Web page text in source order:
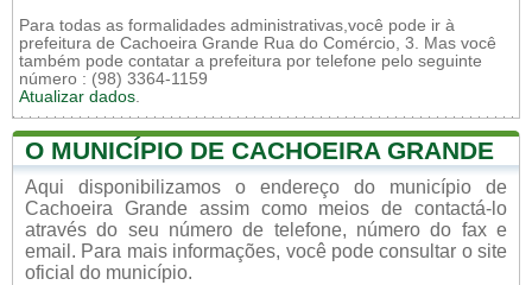
Para todas as formalidades administrativas,você pode ir à
prefeitura de Cachoeira Grande Rua do Comércio, 3. Mas você
também pode contatar a prefeitura por telefone pelo seguinte
número : (98) 3364-1159
Atualizar dados.
O MUNICÍPIO DE CACHOEIRA GRANDE
Aqui disponibilizamos o endereço do município de
Cachoeira Grande assim como meios de contactá-lo
através do seu número de telefone, número do fax e
email. Para mais informações, você pode consultar o site
oficial do município.